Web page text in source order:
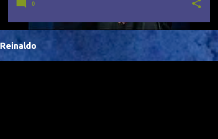
Brasil, abrindo portas para novas oportunidades no
a representação brasileira no cinema global!
0
Reinaldo